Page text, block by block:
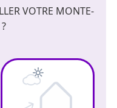
VOTRE MONTE-